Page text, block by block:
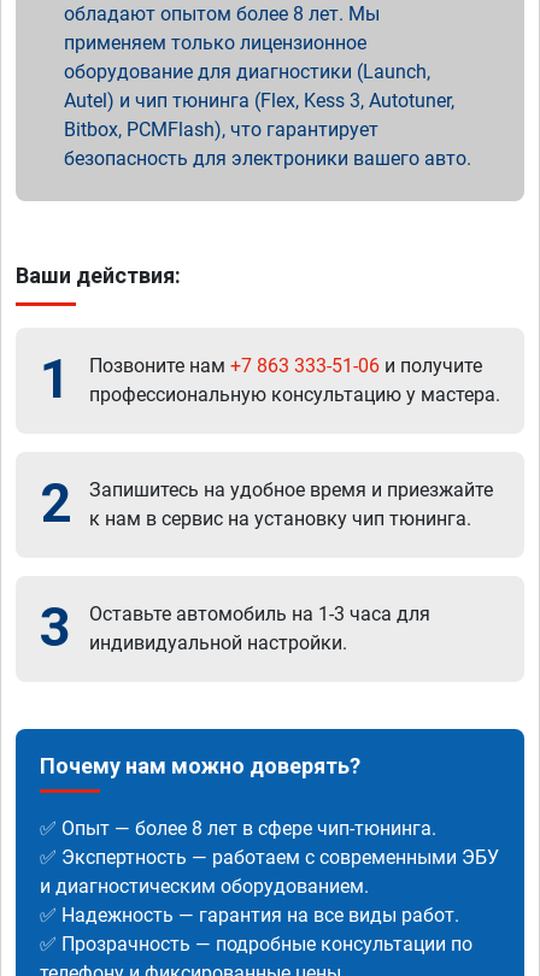
обладают опытом более 8 лет. Мы
применяем только лицензионное
оборудование для диагностики (Launch,
Autel) и чип тюнинга (Flex, Kess 3, Autotuner,
Bitbox, PCMFlash), что гарантирует
безопасность для электроники вашего авто.
Ваши действия:
1 Позвоните нам +7 863 333-51-06 и получите
профессиональную консультацию у мастера.
2
Запишитесь на удобное время и приезжайте
к нам в сервис на установку чип тюнинга.
3
Оставьте автомобиль на 1-3 часа для
индивидуальной настройки.
Почему нам можно доверять?
✅ Опыт — более 8 лет в сфере чип-тюнинга.
✅ Экспертность — работаем с современными ЭБУ
и диагностическим оборудованием.
✅ Надежность — гарантия на все виды работ.
✅ Прозрачность — подробные консультации по